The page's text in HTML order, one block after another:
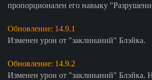
пропорционален его навыку
Обновление: 14.9.1
Изменен урон от "заклинаний" Блэйка.
Обновление: 14.9.2
Изменен урон от "заклинаний" Блэйка.